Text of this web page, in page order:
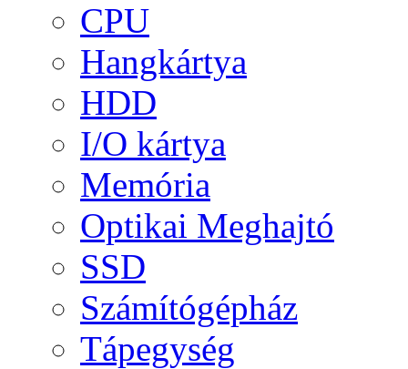
CPU
Hangkártya
HDD
I/O kártya
Memória
Optikai Meghajtó
SSD
Számítógépház
Tápegység